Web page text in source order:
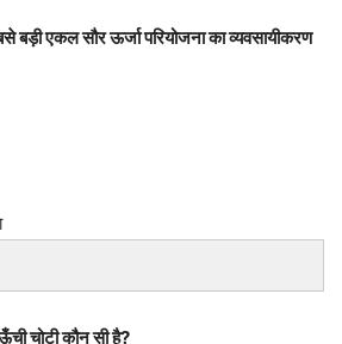
बड़ी एकल सौर ऊर्जा परियोजना का व्यवसायीकरण
चोटी कौन सी है?